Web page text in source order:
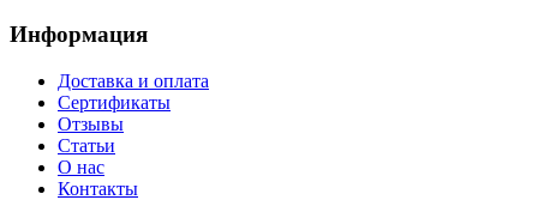
Информация
Доставка и оплата
Сертификаты
Отзывы
Статьи
О нас
Контакты